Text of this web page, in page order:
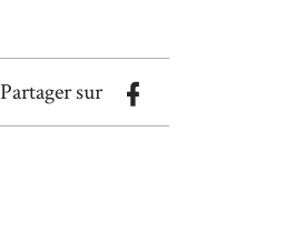
Partager sur